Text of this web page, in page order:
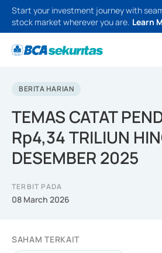
Start your investment journey with
stock market wherever you are. Learn
BERITA HARIAN
TEMAS CATAT
Rp4,34 TRILIUN
DESEMBER 2025
TERBIT PADA
08 March 2026
SAHAM TERKAIT